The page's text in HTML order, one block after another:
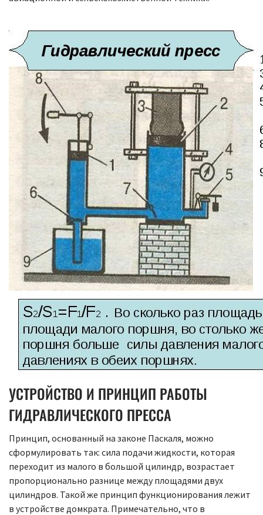
УСТРОЙСТВО И ПРИНЦИП РАБОТЫ
ГИДРАВЛИЧЕСКОГО ПРЕССА
Принцип, основанный на законе Паскаля, можно
сформулировать так: сила подачи жидкости, которая
переходит из малого в большой цилиндр, возрастает
пропорционально разнице между площадями двух
цилиндров. Такой же принцип функционирования лежит
в устройстве домкрата. Примечательно, что в